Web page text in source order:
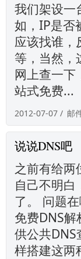
我们架设一
如，IP是否
应该找谁，
等，当然，
网上查一
站式免费...
2012-07-07 / 邮
说说DNS吧
之前有给两
自己不明
了。 问题
免费DNS
供公共
样搭建这两